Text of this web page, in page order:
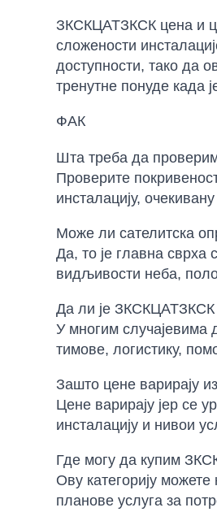
ЗКСКЦАТЗКСК цена и
сложености
доступности, тако да
тренутне понуде када
ФАК
Шта треба да
Проверите
инсталацију,
Може ли сателитска
Да, то је главна
видљивости неба,
Да ли је ЗКСКЦАТЗКСК
У многим случајевима
тимове, логистику,
Зашто цене варирају
Цене варирају јер се
инсталацију и нивои
Где могу да купим
Ову категорију
планове услуга за